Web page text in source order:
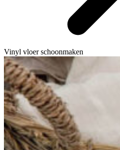
Vinyl vloer schoonmaken